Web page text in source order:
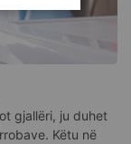
gjallëri, ju duhet
Këtu në